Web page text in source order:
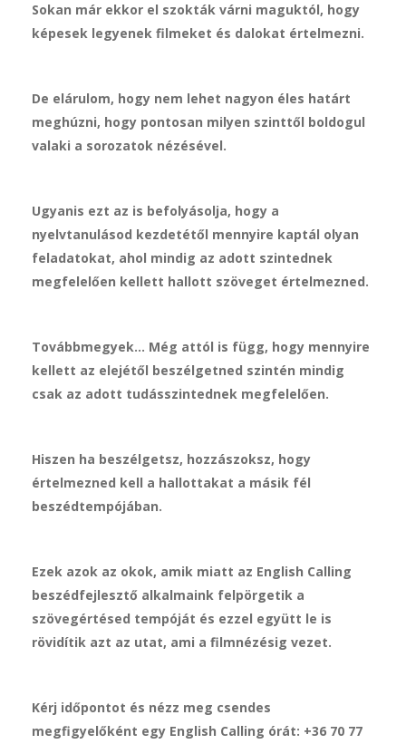
Sokan már ekkor el szokták várni maguktól, hogy
képesek legyenek filmeket és dalokat értelmezni.
De elárulom, hogy nem lehet nagyon éles határt
meghúzni, hogy pontosan milyen szinttől boldogul
valaki a sorozatok nézésével.
Ugyanis ezt az is befolyásolja, hogy a
nyelvtanulásod kezdetétől mennyire kaptál olyan
feladatokat, ahol mindig az adott szintednek
megfelelően kellett hallott szöveget értelmezned.
Továbbmegyek… Még attól is függ, hogy mennyire
kellett az elejétől beszélgetned szintén mindig
csak az adott tudásszintednek megfelelően.
Hiszen ha beszélgetsz, hozzászoksz, hogy
értelmezned kell a hallottakat a másik fél
beszédtempójában.
Ezek azok az okok, amik miatt az English Calling
beszédfejlesztő alkalmaink felpörgetik a
szövegértésed tempóját és ezzel együtt le is
rövidítik azt az utat, ami a filmnézésig vezet.
Kérj időpontot és nézz meg csendes
megfigyelőként egy English Calling órát: +36 70 77